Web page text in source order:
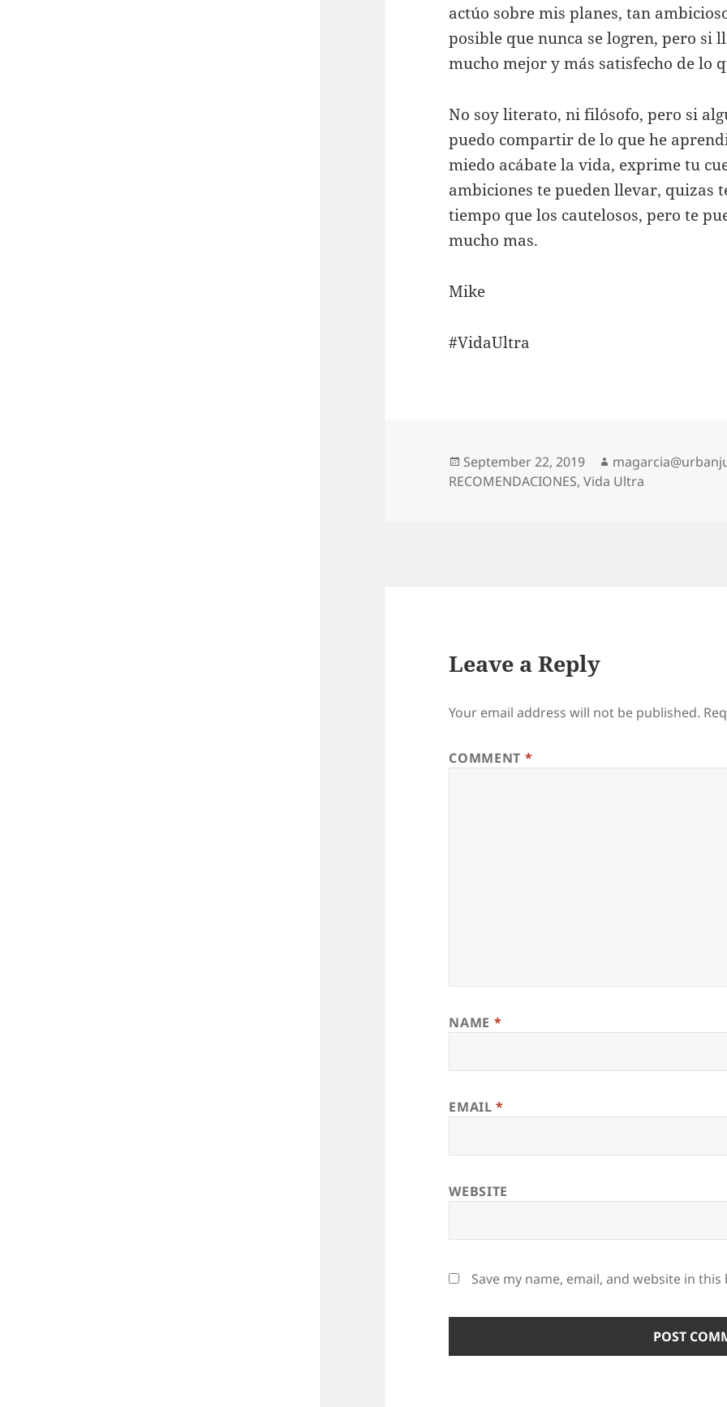
actúo sobre mis planes, tan
posible que nunca se logren, pero si
mucho mejor y más satisfecho de lo
No soy literato, ni filósofo, pero si
puedo compartir de lo que he
miedo acábate la vida, exprime tu
ambiciones te pueden llevar, quizas
tiempo que los cautelosos, pero te
mucho mas.
Mike
#VidaUltra
Posted
on
September 22, 2019 Author
RECOMENDACIONES,Vida Ultra
Leave a Reply
Your email address will not be published.
COMMENT *
NAME *
EMAIL*
WEBSITE
Save my name, email, and website in